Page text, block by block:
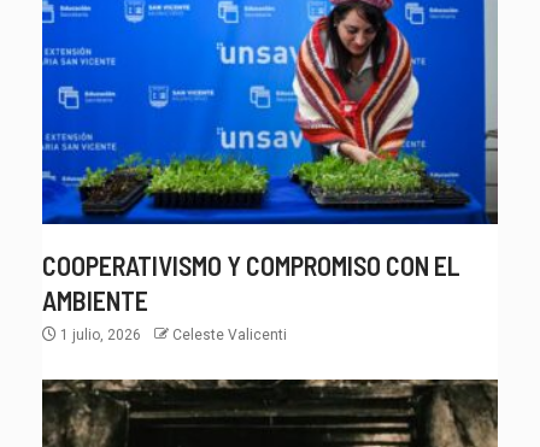
COOPERATIVISMO Y COMPROMISO CON EL
AMBIENTE
1 julio, 2026 Celeste Valicenti